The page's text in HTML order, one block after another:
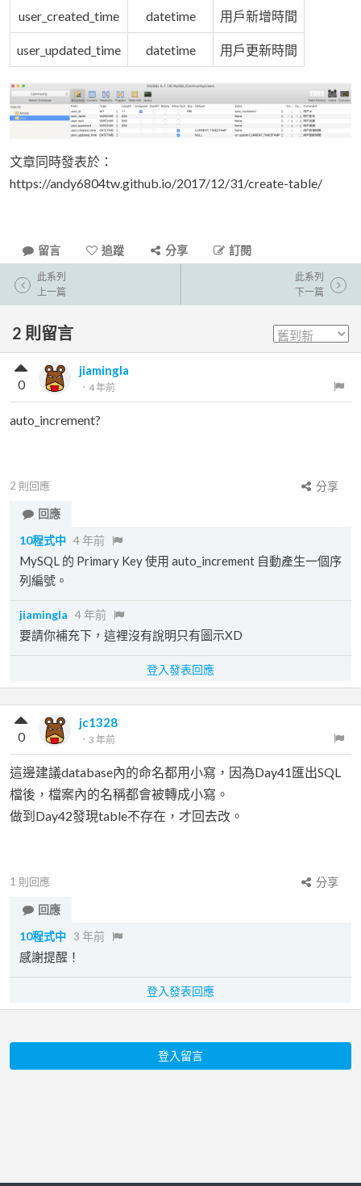
user_created_time datetime 用戶新增時間
user_updated_time datetime 用戶更新時間
文章同時發表於：
https://andy6804tw.github.io/2017/12/31/create-table/
留言 追蹤 分享 訂閱
此系列
上一篇
此系列
下一篇
2 則留言
jiamingla
． 4 年前
0
auto_increment?
2 則回應
分享
回應
10程式中 4 年前
MySQL 的 Primary Key 使用 auto_increment 自動產生一個序
列編號。
jiamingla 4 年前
要請你補充下，這裡沒有說明只有圖示XD
登入發表回應
jc1328
． 3 年前
0
這邊建議database內的命名都用小寫，因為Day41匯出SQL
檔後，檔案內的名稱都會被轉成小寫。
做到Day42發現table不存在，才回去改。
1 則回應
分享
回應
10程式中 3 年前
感謝提醒！
登入發表回應
登入留言